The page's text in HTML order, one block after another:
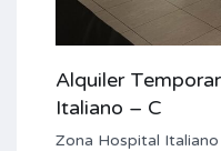
Alquiler
Italiano – C
Zona Hospital